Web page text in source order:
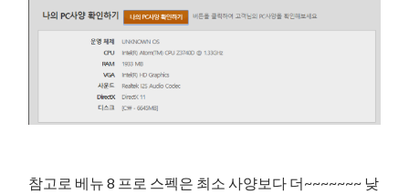
참고로 베뉴 8 프로 스펙은 최소 사양보다 더~~~~~~~ 낮